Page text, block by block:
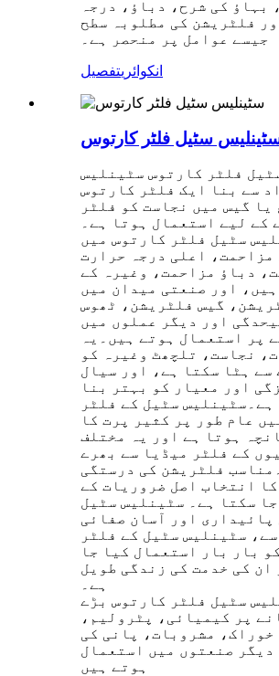
بہاؤ کی شرح، دباؤ، درجہ
فلٹریشن کی مطلوبہ سطح
جیسے عوامل پر منحصر ہے۔
انکوائریتفصیل
سٹیل فلٹر کارتوس
فلٹر کارتوس سٹینلیس
سے بنا ایک فلٹر کارتوس
یا گیس میں نجاست کو فلٹر
کے لیے استعمال ہوتا ہے۔
سٹیل فلٹر کارتوس میں
مزاحمت، اعلی درجہ حرارت
دباؤ مزاحمت، وغیرہ کے
اور صنعتی میدان میں
گیس فلٹریشن، ٹھوس
اور دیگر عملوں میں
پر استعمال ہوتے ہیں۔یہ
نجاست، تلچھٹ وغیرہ کو
سے ہٹا سکتا ہے، اور سیال
اور معیار کو بہتر بنا
ہے۔سٹینلیس سٹیل کے فلٹر
عام طور پر کثیر پرت کا
ہوتا ہے اور یہ مختلف
کے فلٹر میڈیا سے بھرے
فلٹریشن کی درستگی
کا انتخاب اصل ضروریات کے
سکتا ہے۔ سٹینلیس سٹیل
پائیداری اور آسان صفائی
سٹینلیس سٹیل کے فلٹر
بار بار استعمال کیا جا
ان کی خدمت کی زندگی طویل
ہے۔
سٹیل فلٹر کارتوس بڑے
پر کیمیائی، پٹرولیم،
خوراک، مشروبات، پانی کی
دیگر صنعتوں میں استعمال
ہوتے ہیں